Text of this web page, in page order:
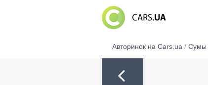
Авторинок на Cars.ua / Сумы